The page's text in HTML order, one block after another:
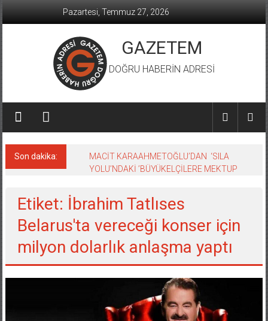
Pazartesi, Temmuz 27, 2026
GAZETEM
DOĞRU HABERİN ADRESİ
Son dakika:
MACİT KARAAHMETOĞLU’DAN ‘SILA
YOLU’NDAKİ ’BÜYÜKELÇİLERE MEKTUP
Etiket: İbrahim Tatlıses
Belarus'ta vereceği konser için
milyon dolarlık anlaşma yaptı